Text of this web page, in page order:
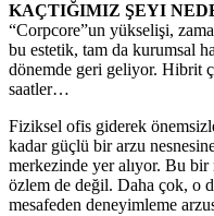
KAÇTIĞIMIZ ŞEYI
“Corpcore”un yükselişi,
bu estetik, tam da kurumsal
dönemde geri geliyor. Hibrit
saatler…
Fiziksel ofis giderek
kadar güçlü bir arzu
merkezinde yer alıyor. Bu
özlem de değil. Daha çok, o
mesafeden deneyimleme